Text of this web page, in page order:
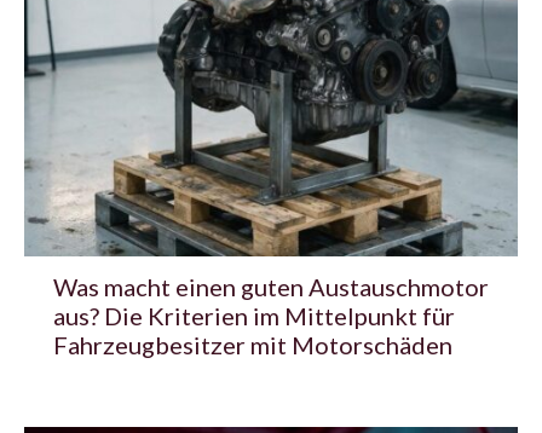
Was macht einen guten Austauschmotor
aus? Die Kriterien im Mittelpunkt für
Fahrzeugbesitzer mit Motorschäden